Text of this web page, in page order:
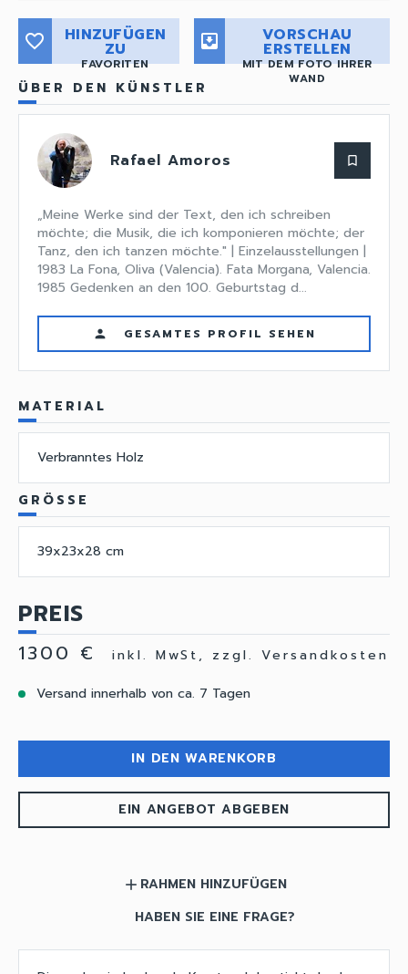
favorite_border HINZUFÜGEN
ZU
FAVORITEN
move_to_inbox VORSCHAU
ERSTELLEN
MIT DEM FOTO IHRER
WAND
ÜBER DEN KÜNSTLER
Rafael Amoros bookmark_border
„Meine Werke sind der Text, den ich schreiben
möchte; die Musik, die ich komponieren möchte; der
Tanz, den ich tanzen möchte." | Einzelausstellungen |
1983 La Fona, Oliva (Valencia). Fata Morgana, Valencia.
1985 Gedenken an den 100. Geburtstag d...
person GESAMTES PROFIL SEHEN
MATERIAL
Verbranntes Holz
GRÖSSE
39x23x28 cm
PREIS
1300 €
inkl. MwSt, zzgl. Versandkosten
Versand innerhalb von ca. 7 Tagen
IN DEN WARENKORB
EIN ANGEBOT ABGEBEN
add RAHMEN HINZUFÜGEN
HABEN SIE EINE FRAGE?